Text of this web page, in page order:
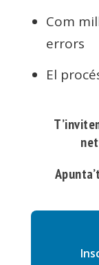
Com
errors
El